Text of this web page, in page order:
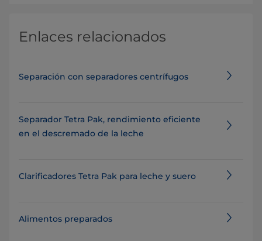
Enlaces relacionados
Separación con separadores centrífugos
Separador Tetra Pak, rendimiento eficiente
en el descremado de la leche
Clarificadores Tetra Pak para leche y suero
Alimentos preparados